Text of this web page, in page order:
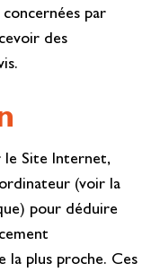
par
des
le Site Internet,
(voir la
pour déduire
la plus proche. Ces